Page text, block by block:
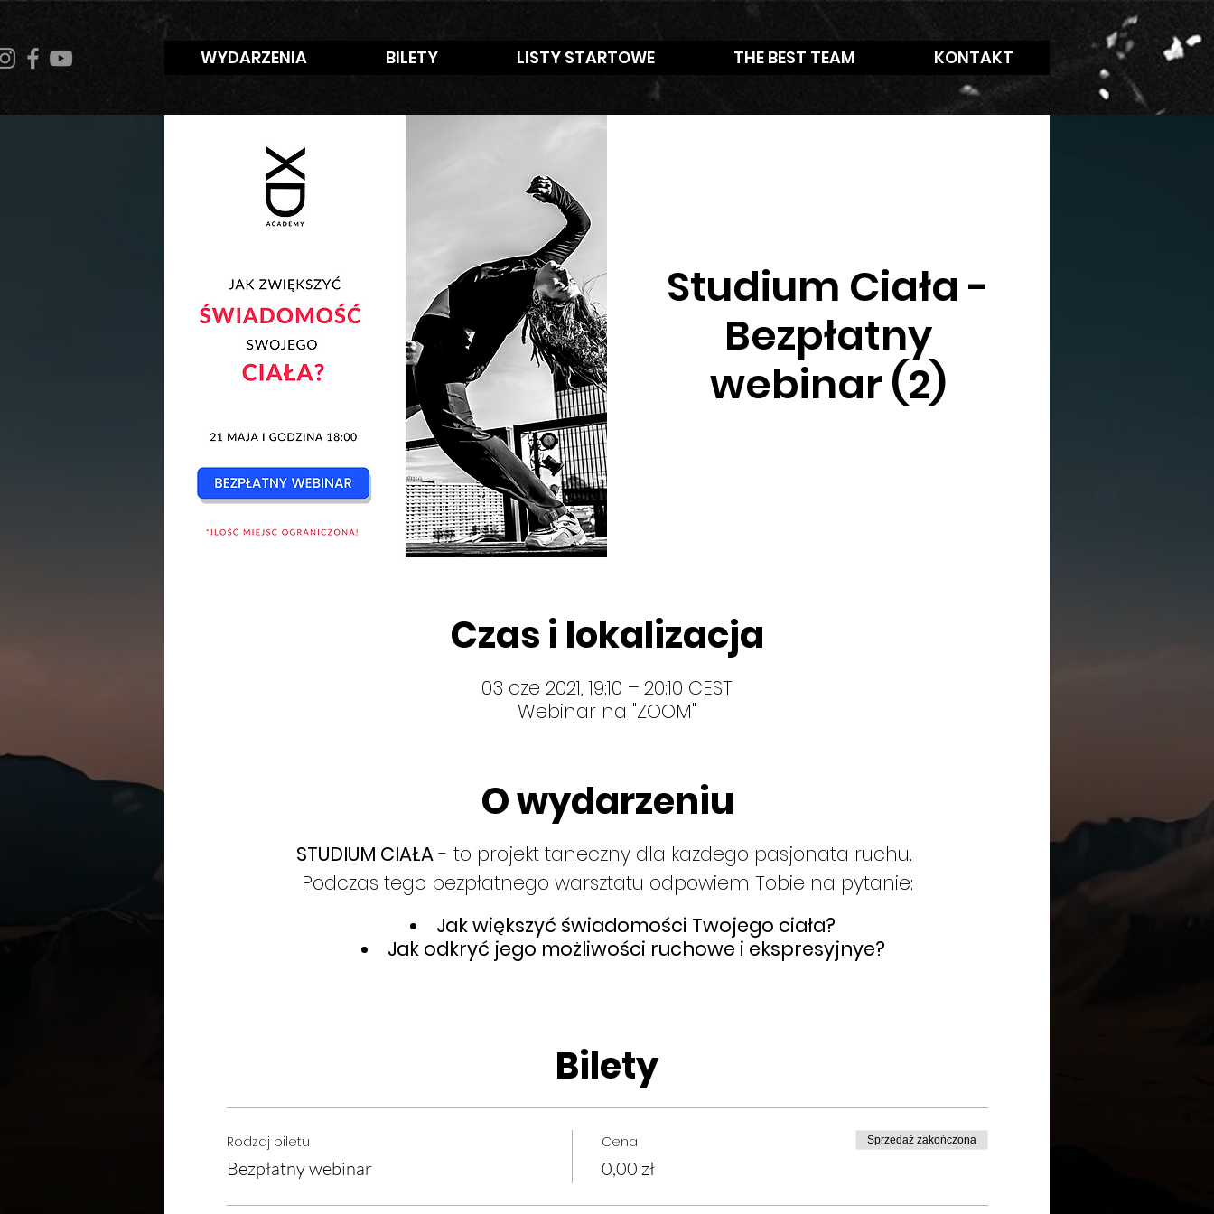
WYDARZENIA BILETY LISTY STARTOWE THE BEST TEAM KONTAKT
Studium Ciała -
Bezpłatny
webinar (2)
Czas i lokalizacja
03 cze 2021, 19:10 – 20:10 CEST
Webinar na "ZOOM"
O wydarzeniu
STUDIUM CIAŁA- to projekt taneczny dla każdego pasjonata ruchu.
Podczas tego bezpłatnego warsztatu odpowiem Tobie na pytanie:
Jak większyć świadomości Twojego ciała?
Jak odkryć jego możliwości ruchowe i ekspresyjnye?
Bilety
Rodzaj biletu
Bezpłatny webinar
Cena
0,00 zł
Sprzedaż zakończona